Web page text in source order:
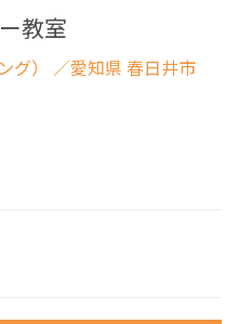
教室
） ／愛知県 春日井市